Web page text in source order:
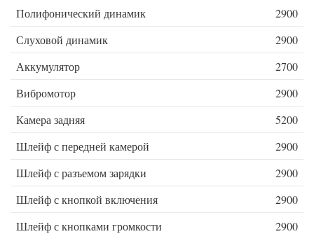
Полифонический динамик
2900
Слуховой динамик
2900
Аккумулятор
2700
Вибромотор
2900
Камера задняя
5200
Шлейф с передней камерой
2900
Шлейф с разъемом зарядки
2900
Шлейф с кнопкой включения
2900
Шлейф с кнопками громкости
2900